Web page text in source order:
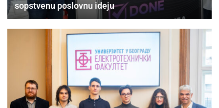
sopstvenu poslovnu ideju